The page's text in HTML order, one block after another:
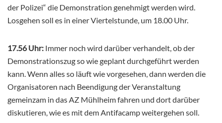
der Polizei“ die Demonstration genehmigt werden wird.
Losgehen soll es in einer Viertelstunde, um 18.00 Uhr.
17.56 Uhr: Immer noch wird darüber verhandelt, ob der
Demonstrationszug so wie geplant durchgeführt werden
kann. Wenn alles so läuft wie vorgesehen, dann werden die
Organisatoren nach Beendigung der Veranstaltung
gemeinzam in das AZ Mühlheim fahren und dort darüber
diskutieren, wie es mit dem Antifacamp weitergehen soll.